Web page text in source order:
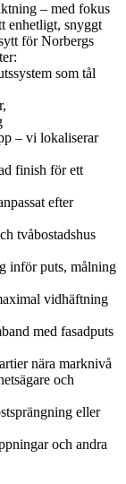
– med fokus
enhetligt, snyggt
för Norbergs
som tål
– vi lokaliserar
finish för ett
efter
tvåbostadshus
inför puts, målning
vidhäftning
med fasadputs
nära marknivå
och
eller
och andra